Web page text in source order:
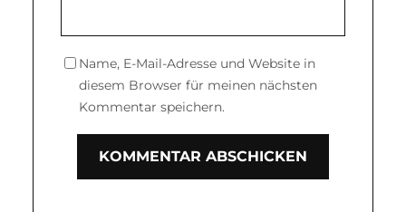
Name, E-Mail-Adresse und Website in
diesem Browser für meinen nächsten
Kommentar speichern.